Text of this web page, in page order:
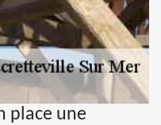
place une